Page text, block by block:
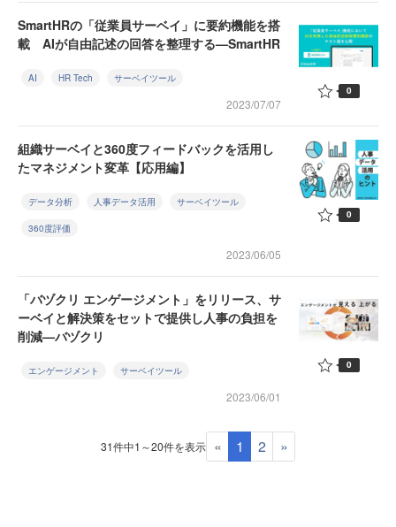
SmartHRの「従業員サーベイ」に要約機能を搭
載 AIが自由記述の回答を整理する—SmartHR
AI HR Tech サーベイツール
2023/07/07
0
組織サーベイと360度フィードバックを活用し
たマネジメント変革【応用編】
データ分析 人事データ活用 サーベイツール
360度評価
2023/06/05
0
「バヅクリ エンゲージメント」をリリース、サ
ーベイと解決策をセットで提供し人事の負担を
削減—バヅクリ
エンゲージメント サーベイツール
2023/06/01
0
31件中1～20件を表示 « 1 2 »